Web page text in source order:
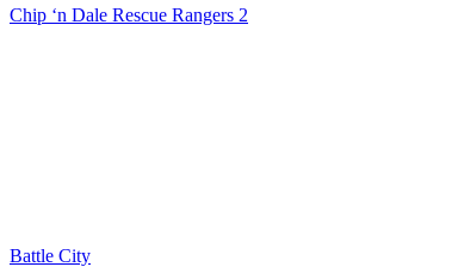
Chip ‘n Dale Rescue Rangers 2
Battle City